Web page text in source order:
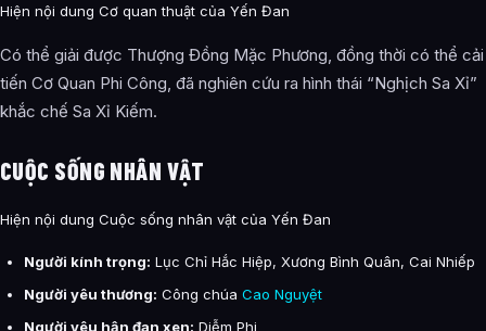
Hiện nội dung Cơ quan thuật của Yến Đan
Có thể giải được Thượng Đồng Mặc Phương, đồng thời có thể cải
tiến Cơ Quan Phi Công, đã nghiên cứu ra hình thái “Nghịch Sa Xỉ”
khắc chế Sa Xỉ Kiếm.
CUỘC SỐNG NHÂN VẬT
Hiện nội dung Cuộc sống nhân vật của Yến Đan
Người kính trọng: Lục Chỉ Hắc Hiệp, Xương Bình Quân, Cai Nhiếp
Người yêu thương: Công chúa Cao Nguyệt
Người yêu hận đan xen: Diễm Phi